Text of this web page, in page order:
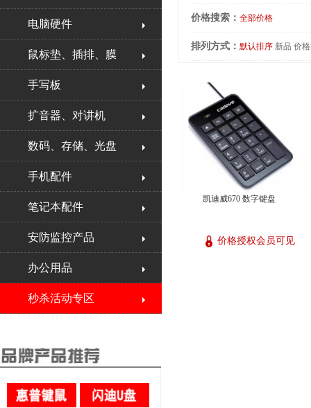
电脑硬件
鼠标垫、插排、膜
手写板
扩音器、对讲机
数码、存储、光盘
手机配件
笔记本配件
安防监控产品
办公用品
秒杀活动专区
价格搜索： 全部价格
排列方式： 默认排序 新品 价
凯迪威670 数字键盘
价格授权会员可见